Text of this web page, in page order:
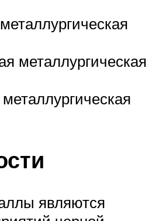
металлургическая
являются